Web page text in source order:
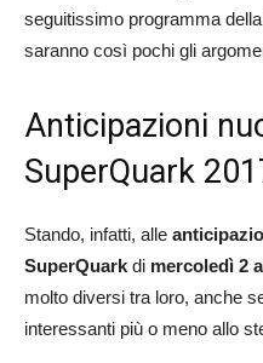
seguitissimo programma della
saranno così pochi gli
Anticipazioni
SuperQuark
Stando, infatti, alle
SuperQuark di mercoledì 2
molto diversi tra loro, anche
interessanti più o meno allo